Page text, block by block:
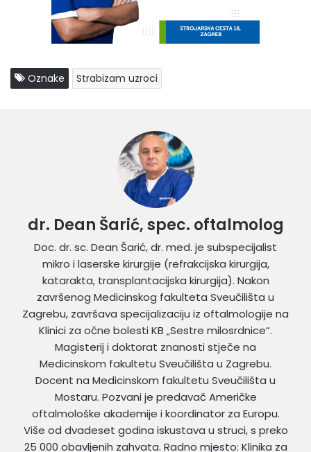
Oznake Strabizam uzroci
dr. Dean Šarić, spec. oftalmolog
Doc. dr. sc. Dean Šarić, dr. med. je subspecijalist
mikro i laserske kirurgije (refrakcijska kirurgija,
katarakta, transplantacijska kirurgija). Nakon
završenog Medicinskog fakulteta Sveučilišta u
Zagrebu, završava specijalizaciju iz oftalmologije na
Klinici za očne bolesti KB „Sestre milosrdnice“.
Magisterij i doktorat znanosti stječe na
Medicinskom fakultetu Sveučilišta u Zagrebu.
Docent na Medicinskom fakultetu Sveučilišta u
Mostaru. Pozvani je predavač Američke
oftalmološke akademije i koordinator za Europu.
Više od dvadeset godina iskustava u struci, s preko
25 000 obavljenih zahvata. Radno mjesto: Klinika za